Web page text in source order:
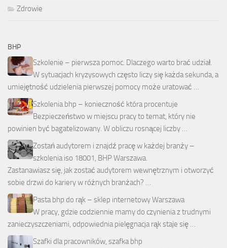
Zdrowie
BHP
Szkolenie – pierwsza pomoc. Dlaczego warto brać udział.
W sytuacjach kryzysowych często liczy się każda sekunda, a
umiejętność udzielenia pierwszej pomocy może uratować …
Szkolenia bhp – konieczność która procentuje
Bezpieczeństwo w miejscu pracy to temat, który nie
powinien być bagatelizowany. W obliczu rosnącej liczby …
Zostań audytorem i znajdź pracę w każdej branży –
szkolenia iso 18001, BHP Warszawa.
Zastanawiasz się, jak zostać audytorem wewnętrznym i otworzyć
sobie drzwi do kariery w różnych branżach? …
Pasta bhp do rąk – sklep internetowy Warszawa
W pracy, gdzie codziennie mamy do czynienia z trudnymi
zanieczyszczeniami, odpowiednia pielęgnacja rąk staje się …
Szafki dla pracowników, szafka bhp